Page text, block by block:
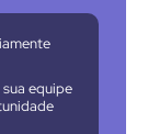
equipe